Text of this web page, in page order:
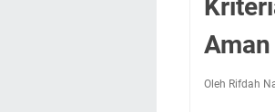
Aman
Oleh Rifdah